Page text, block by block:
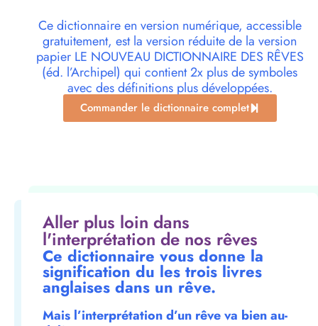
Ce dictionnaire en version numérique, accessible
gratuitement, est la version réduite de la version
papier LE NOUVEAU DICTIONNAIRE DES RÊVES
(éd. l’Archipel) qui contient 2x plus de symboles
avec des définitions plus développées.
Commander le dictionnaire complet
Aller plus loin dans
l'interprétation de nos rêves
Ce dictionnaire vous donne la
signification du les trois livres
anglaises dans un rêve.
Mais l’interprétation d’un rêve va bien au-